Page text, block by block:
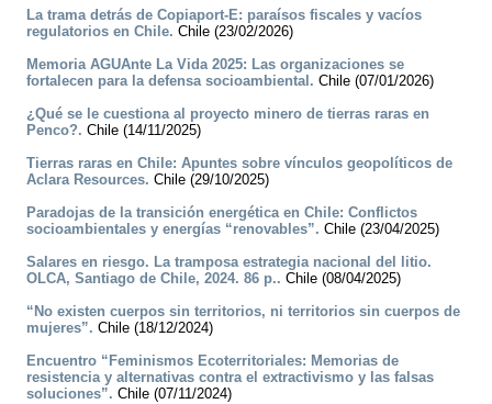
La trama detrás de Copiaport-E: paraísos fiscales y vacíos
regulatorios en Chile. Chile (23/02/2026)
Memoria AGUAnte La Vida 2025: Las organizaciones se
fortalecen para la defensa socioambiental. Chile (07/01/2026)
¿Qué se le cuestiona al proyecto minero de tierras raras en
Penco?. Chile (14/11/2025)
Tierras raras en Chile: Apuntes sobre vínculos geopolíticos de
Aclara Resources. Chile (29/10/2025)
Paradojas de la transición energética en Chile: Conflictos
socioambientales y energías “renovables”. Chile (23/04/2025)
Salares en riesgo. La tramposa estrategia nacional del litio.
OLCA, Santiago de Chile, 2024. 86 p.. Chile (08/04/2025)
“No existen cuerpos sin territorios, ni territorios sin cuerpos de
mujeres”. Chile (18/12/2024)
Encuentro “Feminismos Ecoterritoriales: Memorias de
resistencia y alternativas contra el extractivismo y las falsas
soluciones”. Chile (07/11/2024)